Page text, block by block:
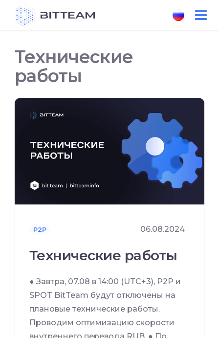
Технические
работы
P2P 06.08.2024
Технические работы
● Завтра, 07.08 в 14:00 (UTC+3), P2P и
SPOT BitTeam будут отключены на
плановые технические работы.
Проводим оптимизацию скорости